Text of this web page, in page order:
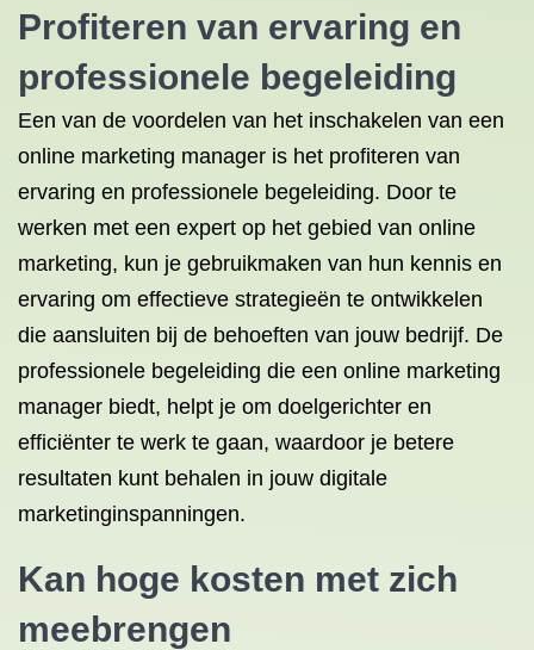
Profiteren van ervaring en
professionele begeleiding
Een van de voordelen van het inschakelen van een
online marketing manager is het profiteren van
ervaring en professionele begeleiding. Door te
werken met een expert op het gebied van online
marketing, kun je gebruikmaken van hun kennis en
ervaring om effectieve strategieën te ontwikkelen
die aansluiten bij de behoeften van jouw bedrijf. De
professionele begeleiding die een online marketing
manager biedt, helpt je om doelgerichter en
efficiënter te werk te gaan, waardoor je betere
resultaten kunt behalen in jouw digitale
marketinginspanningen.
Kan hoge kosten met zich
meebrengen